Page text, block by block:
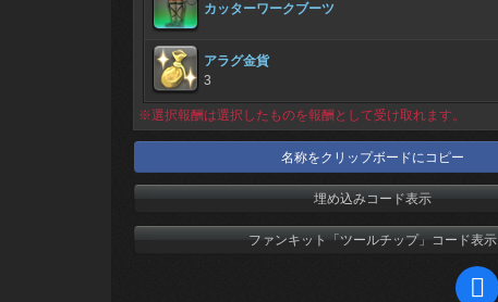
カッターワークブーツ
アラグ金貨
3
※選択報酬は選択したものを報酬として受け取れます。
名称をクリップボードにコピー
埋め込みコード表示
ファンキット「ツールチップ」コード表示